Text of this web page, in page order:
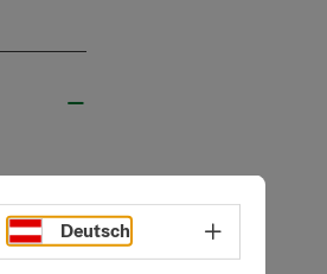
Deutsch Sprachwahl